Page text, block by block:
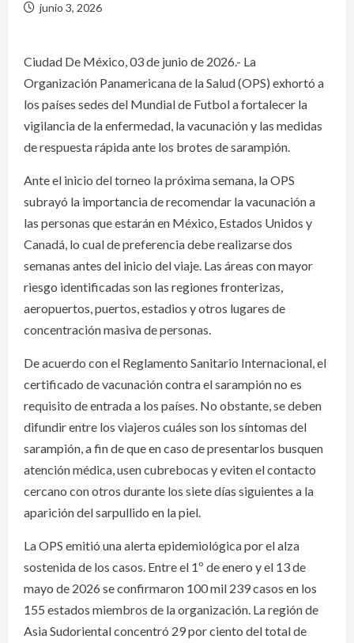
junio 3, 2026
Ciudad De México, 03 de junio de 2026.- La
Organización Panamericana de la Salud (OPS) exhortó a
los países sedes del Mundial de Futbol a fortalecer la
vigilancia de la enfermedad, la vacunación y las medidas
de respuesta rápida ante los brotes de sarampión.
Ante el inicio del torneo la próxima semana, la OPS
subrayó la importancia de recomendar la vacunación a
las personas que estarán en México, Estados Unidos y
Canadá, lo cual de preferencia debe realizarse dos
semanas antes del inicio del viaje. Las áreas con mayor
riesgo identificadas son las regiones fronterizas,
aeropuertos, puertos, estadios y otros lugares de
concentración masiva de personas.
De acuerdo con el Reglamento Sanitario Internacional, el
certificado de vacunación contra el sarampión no es
requisito de entrada a los países. No obstante, se deben
difundir entre los viajeros cuáles son los síntomas del
sarampión, a fin de que en caso de presentarlos busquen
atención médica, usen cubrebocas y eviten el contacto
cercano con otros durante los siete días siguientes a la
aparición del sarpullido en la piel.
La OPS emitió una alerta epidemiológica por el alza
sostenida de los casos. Entre el 1º de enero y el 13 de
mayo de 2026 se confirmaron 100 mil 239 casos en los
155 estados miembros de la organización. La región de
Asia Sudoriental concentró 29 por ciento del total de